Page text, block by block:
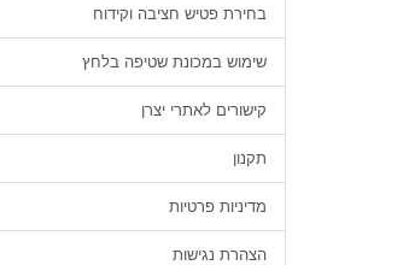
בחירת פטיש חציבה וקידוח
שימוש במכונת שטיפה בלחץ
קישורים לאתרי יצרן
תקנון
מדיניות פרטיות
הצהרת נגישות